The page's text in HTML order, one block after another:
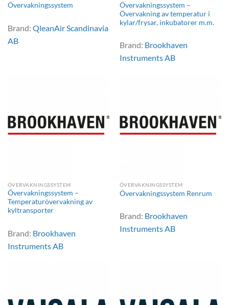
Övervakningssystem
Brand: QleanAir Scandinavia
AB
Övervakningssystem –
Övervakning av temperatur i
kylar/frysar, inkubatorer m.m.
Brand: Brookhaven
Instruments AB
ÖVERVAKNINGSSYSTEM
Övervakningssystem –
Temperaturövervakning av
kyltransporter
Brand: Brookhaven
Instruments AB
ÖVERVAKNINGSSYSTEM
Övervakningssystem Renrum
Brand: Brookhaven
Instruments AB